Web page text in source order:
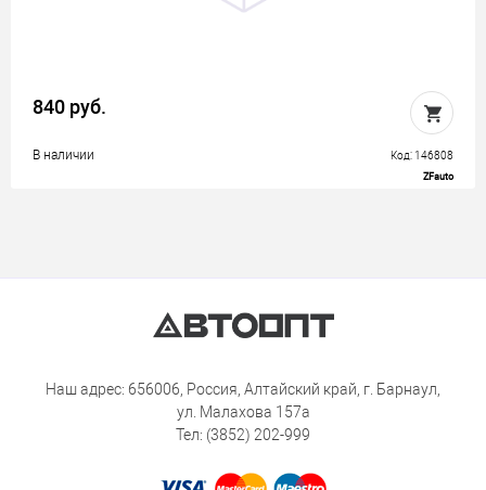
840 руб.
В наличии Код: 146808
ZFauto
Наш адрес: 656006, Россия, Алтайский край, г. Барнаул,
ул. Малахова 157а
Тел: (3852) 202-999